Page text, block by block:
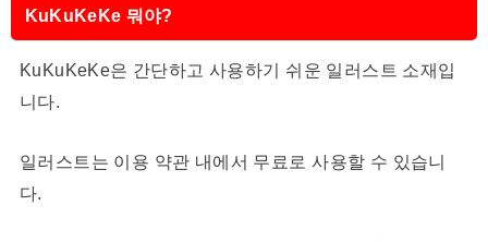
KuKuKeKe 뭐야?
KuKuKeKe은 간단하고 사용하기 쉬운 일러스트 소재입
니다.
일러스트는 이용 약관 내에서 무료로 사용할 수 있습니
다.